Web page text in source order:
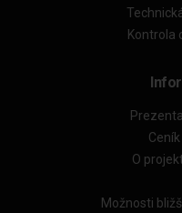
Kontrola
O
Možnosti